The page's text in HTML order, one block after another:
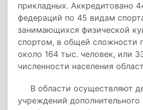
прикладных. Аккредитовано
федераций по 45 видам
занимающихся физической
спортом, в общей сложности
около 164 тыс. человек, или
численности населения
В области осуществляют
учреждений дополнительного